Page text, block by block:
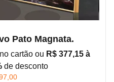
Pato Magnata.
cartão ou R$ 377,15 à
de desconto